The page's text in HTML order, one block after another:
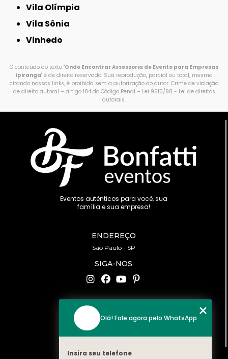
Vila Olímpia
Vila Sônia
Vinhedo
O conteúdo do texto "Onde Encontrar Assessoria de Evento para Empresas
Ipiranga" é de direito reservado. Sua reprodução, parcial ou total, mesmo
citando nossos links, é proibida sem a autorização do autor. Crime de violação
de direito autoral – artigo 184 do Código Penal – Lei 9610/98 - Lei de direitos
autorais.
Eventos autênticos para você, sua
família e sua empresa!
ENDEREÇO
São Paulo - SP
SIGA-NOS
CONTATO
(11) 94519-2422
contato@bonfattieventos.com.br
Olá! Fale agora pelo WhatsApp
Insira seu telefone